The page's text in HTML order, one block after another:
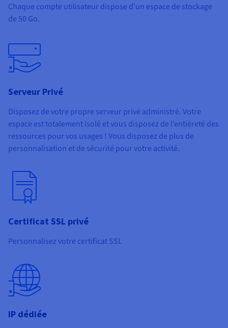
Chaque compte utilisateur dispose d'un espace de stockage
de 50 Go.
Serveur Privé
Disposez de votre propre serveur privé administré. Votre
espace est totalement isolé et vous disposez de l’entièreté des
ressources pour vos usages ! Vous disposez de plus de
personnalisation et de sécurité pour votre activité.
Certificat SSL privé
Personnalisez votre certificat SSL
IP dédiée